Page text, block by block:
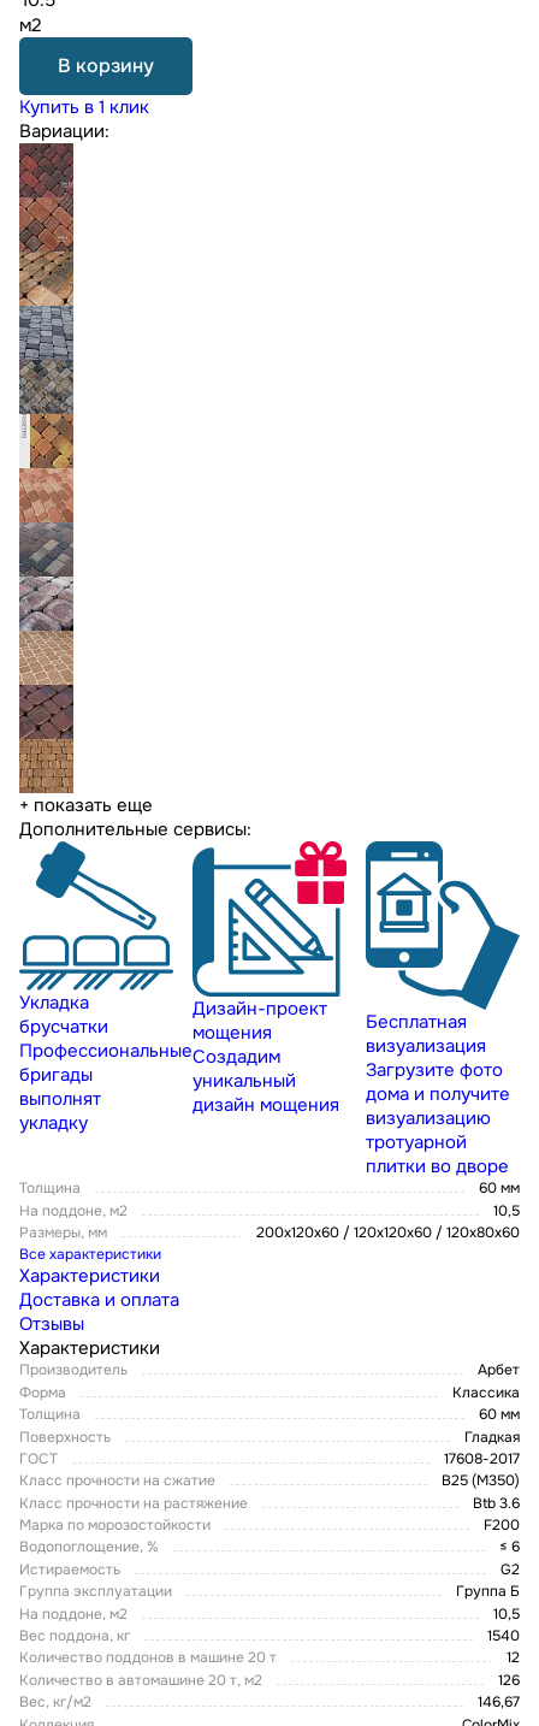
м2
В корзину
Купить в 1 клик
Вариации:
+ показать еще
Дополнительные сервисы:
Укладка
брусчатки
Профессиональные
бригады
выполнят
укладку
Дизайн-проект
мощения
Создадим
уникальный
дизайн мощения
Бесплатная
визуализация
Загрузите фото
дома и получите
визуализацию
тротуарной
плитки во дворе
Толщина
60 мм
На поддоне, м2
10,5
Размеры, мм
200х120х60 / 120х120х60 / 120х80х60
Все характеристики
Характеристики
Доставка и оплата
Отзывы
Характеристики
Производитель
Арбет
Форма
Классика
Толщина
60 мм
Поверхность
Гладкая
ГОСТ
17608-2017
Класс прочности на сжатие
В25 (М350)
Класс прочности на растяжение
Btb 3.6
Марка по морозостойкости
F200
Водопоглощение, %
≤ 6
Истираемость
G2
Группа эксплуатации
Группа Б
На поддоне, м2
10,5
Вес поддона, кг
1540
Количество поддонов в машине 20 т
12
Количество в автомашине 20 т, м2
126
Вес, кг/м2
146,67